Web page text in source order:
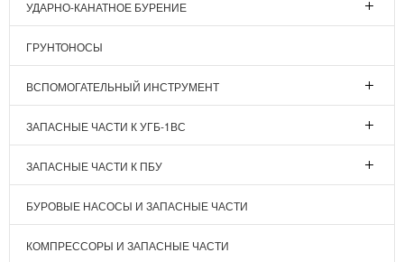
УДАРНО-КАНАТНОЕ БУРЕНИЕ
ГРУНТОНОСЫ
ВСПОМОГАТЕЛЬНЫЙ ИНСТРУМЕНТ
ЗАПАСНЫЕ ЧАСТИ К УГБ-1ВС
ЗАПАСНЫЕ ЧАСТИ К ПБУ
БУРОВЫЕ НАСОСЫ И ЗАПАСНЫЕ ЧАСТИ
КОМПРЕССОРЫ И ЗАПАСНЫЕ ЧАСТИ